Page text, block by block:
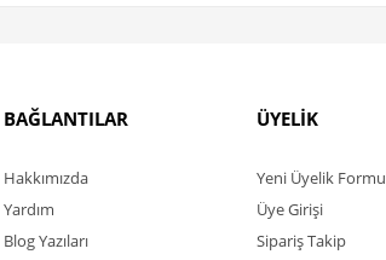
BAĞLANTILAR
Hakkımızda
Yardım
Blog Yazıları
ÜYELİK
Yeni Üyelik Formu
Üye Girişi
Sipariş Takip